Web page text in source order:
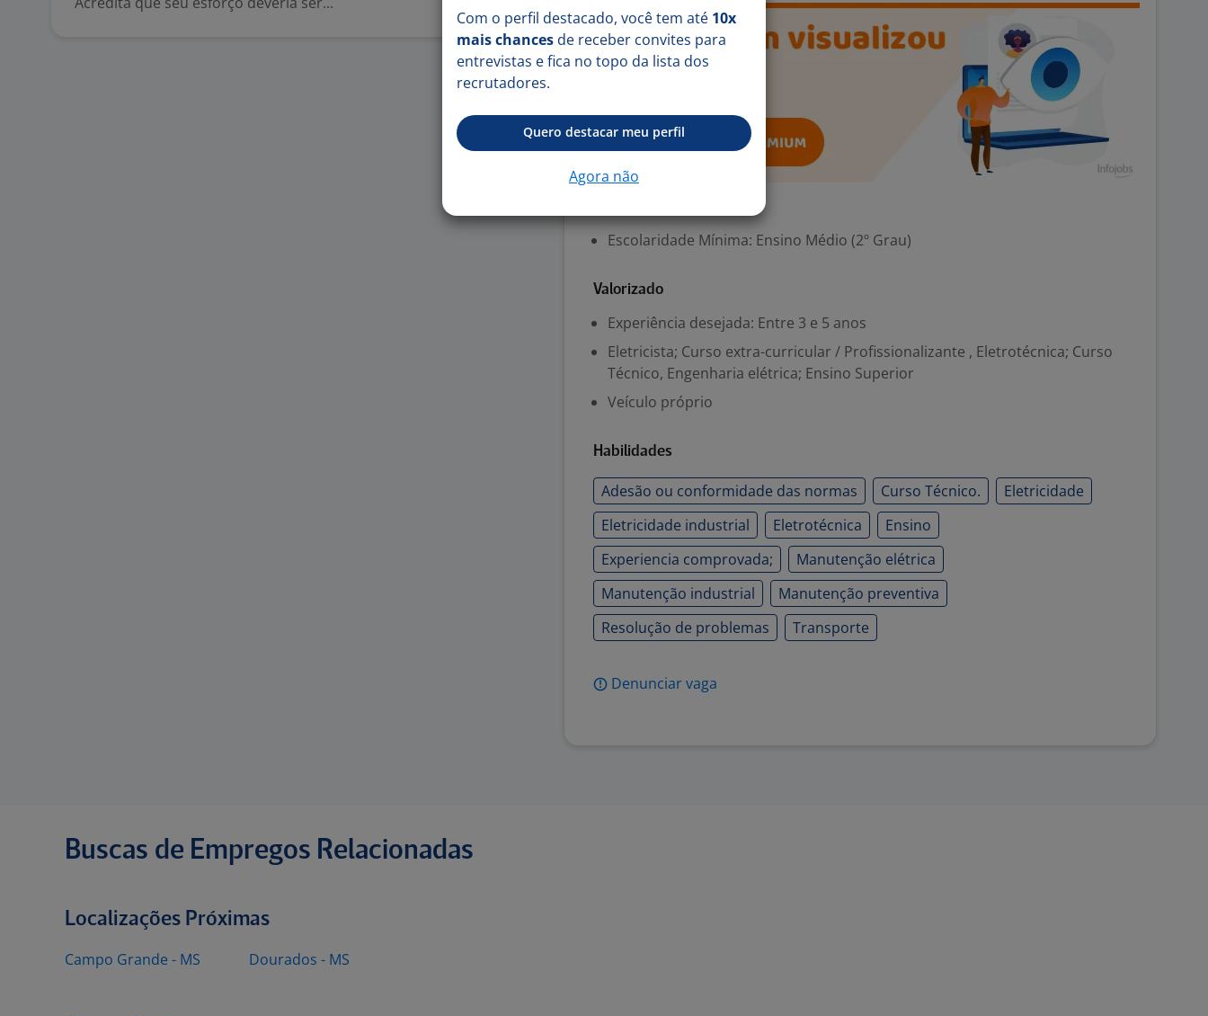
Escolaridade Mínima: Ensino Médio (2º Grau)
Valorizado
Experiência desejada: Entre 3 e 5 anos
Eletricista; Curso extra-curricular / Profissionalizante , Eletrotécnica; Curso
Técnico, Engenharia elétrica; Ensino Superior
Veículo próprio
Habilidades
Adesão ou conformidade das normas Curso Técnico.
Eletricidade
Eletricidade industrial
Eletrotécnica
Ensino
Experiencia comprovada;
Manutenção elétrica
Manutenção industrial
Manutenção preventiva
Resolução de problemas
Transporte
Denunciar vaga
Buscas de Empregos Relacionadas
Localizações Próximas
Campo Grande - MS Dourados - MS
Com o perfil destacado, você tem até 10x
mais chances de receber convites para
entrevistas e fica no topo da lista dos
recrutadores.
Quero destacar meu perfil
Agora não